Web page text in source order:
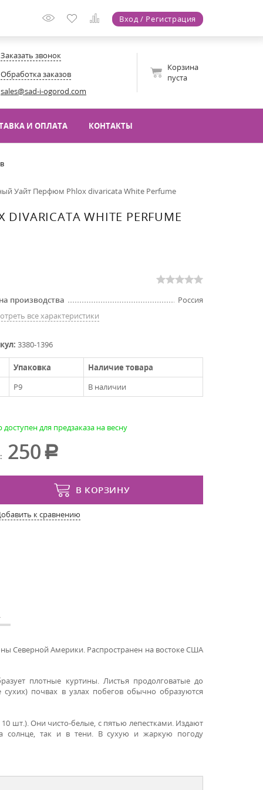
Вход / Регистрация
Заказать звонок
Обработка заказов
sales@sad-i-ogorod.com
Корзина
пуста
И ОПЛАТА КОНТАКТЫ
Уайт Перфюм Phlox divaricata White Perfume
WHITE PERFUME
производства
Россия
все характеристики
3380-1396
Упаковка
Наличие товара
P9
В наличии
доступен для предзаказа на весну
250
В КОРЗИНУ
к сравнению
Северной Америки. Распространен на востоке США
плотные куртины. Листья продолговатые до
почвах в узлах побегов обычно образуются
шт.). Они чисто-белые, с пятью лепестками. Издают
солнце, так и в тени. В сухую и жаркую погоду